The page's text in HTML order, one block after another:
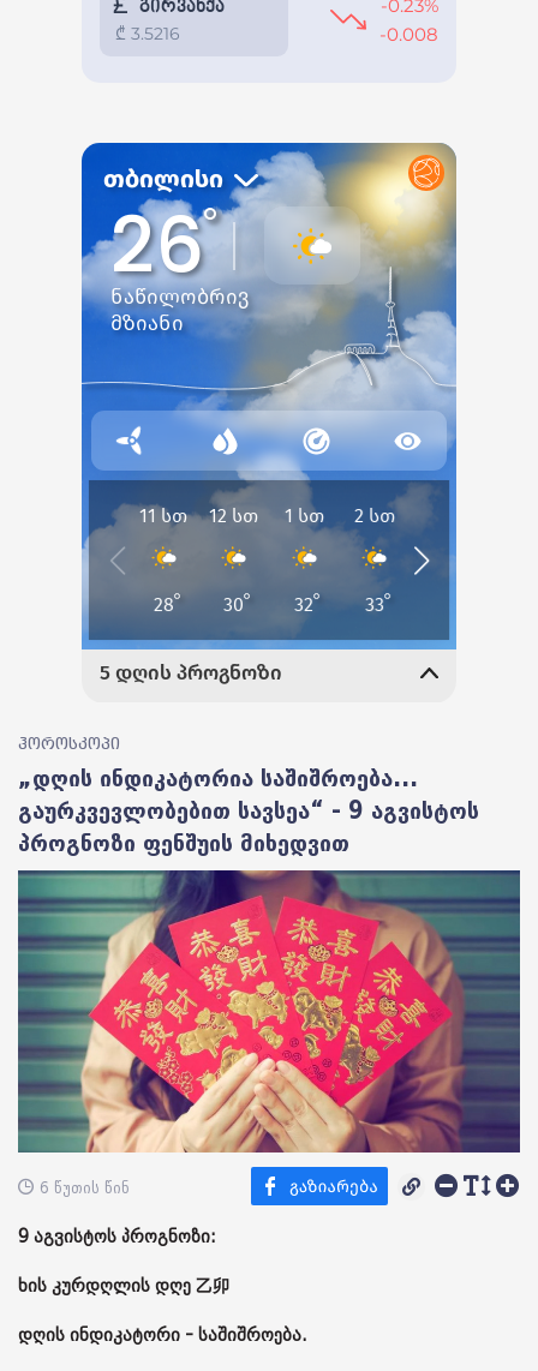
ჰოროსკოპი
„დღის ინდიკატორია საშიშროება...
გაურკვევლობებით სავსეა“ - 9 აგვისტოს
პროგნოზი ფენშუის მიხედვით
6 წუთის წინ
9 აგვისტოს პროგნოზი:
ხის კურდღლის დღე 乙卯
დღის ინდიკატორი - საშიშროება.